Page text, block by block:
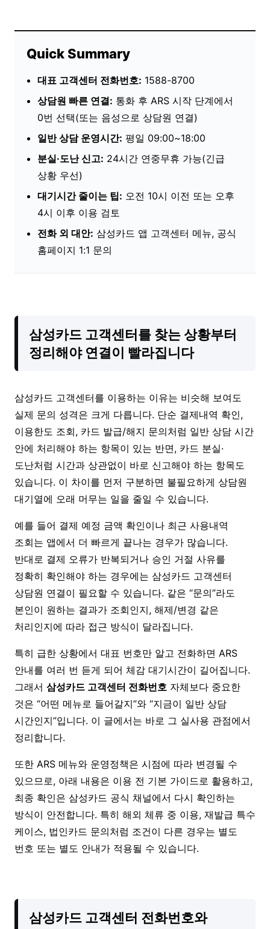
Quick Summary
대표 고객센터 전화번호: 1588-8700
상담원 빠른 연결: 통화 후 ARS 시작 단계에서
0번 선택(또는 음성으로 상담원 연결)
일반 상담 운영시간: 평일 09:00~18:00
분실·도난 신고: 24시간 연중무휴 가능(긴급
상황 우선)
대기시간 줄이는 팁: 오전 10시 이전 또는 오후
4시 이후 이용 검토
전화 외 대안: 삼성카드 앱 고객센터 메뉴, 공식
홈페이지 1:1 문의
삼성카드 고객센터를 찾는 상황부터
정리해야 연결이 빨라집니다
삼성카드 고객센터를 이용하는 이유는 비슷해 보여도
실제 문의 성격은 크게 다릅니다. 단순 결제내역 확인,
이용한도 조회, 카드 발급/해지 문의처럼 일반 상담 시간
안에 처리해야 하는 항목이 있는 반면, 카드 분실·
도난처럼 시간과 상관없이 바로 신고해야 하는 항목도
있습니다. 이 차이를 먼저 구분하면 불필요하게 상담원
대기열에 오래 머무는 일을 줄일 수 있습니다.
예를 들어 결제 예정 금액 확인이나 최근 사용내역
조회는 앱에서 더 빠르게 끝나는 경우가 많습니다.
반대로 결제 오류가 반복되거나 승인 거절 사유를
정확히 확인해야 하는 경우에는 삼성카드 고객센터
상담원 연결이 필요할 수 있습니다. 같은 “문의”라도
본인이 원하는 결과가 조회인지, 해제/변경 같은
처리인지에 따라 접근 방식이 달라집니다.
특히 급한 상황에서 대표 번호만 알고 전화하면 ARS
안내를 여러 번 듣게 되어 체감 대기시간이 길어집니다.
그래서 삼성카드 고객센터 전화번호 자체보다 중요한
것은 “어떤 메뉴로 들어갈지”와 “지금이 일반 상담
시간인지”입니다. 이 글에서는 바로 그 실사용 관점에서
정리합니다.
또한 ARS 메뉴와 운영정책은 시점에 따라 변경될 수
있으므로, 아래 내용은 이용 전 기본 가이드로 활용하고,
최종 확인은 삼성카드 공식 채널에서 다시 확인하는
방식이 안전합니다. 특히 해외 체류 중 이용, 재발급 특수
케이스, 법인카드 문의처럼 조건이 다른 경우는 별도
번호 또는 별도 안내가 적용될 수 있습니다.
삼성카드 고객센터 전화번호와